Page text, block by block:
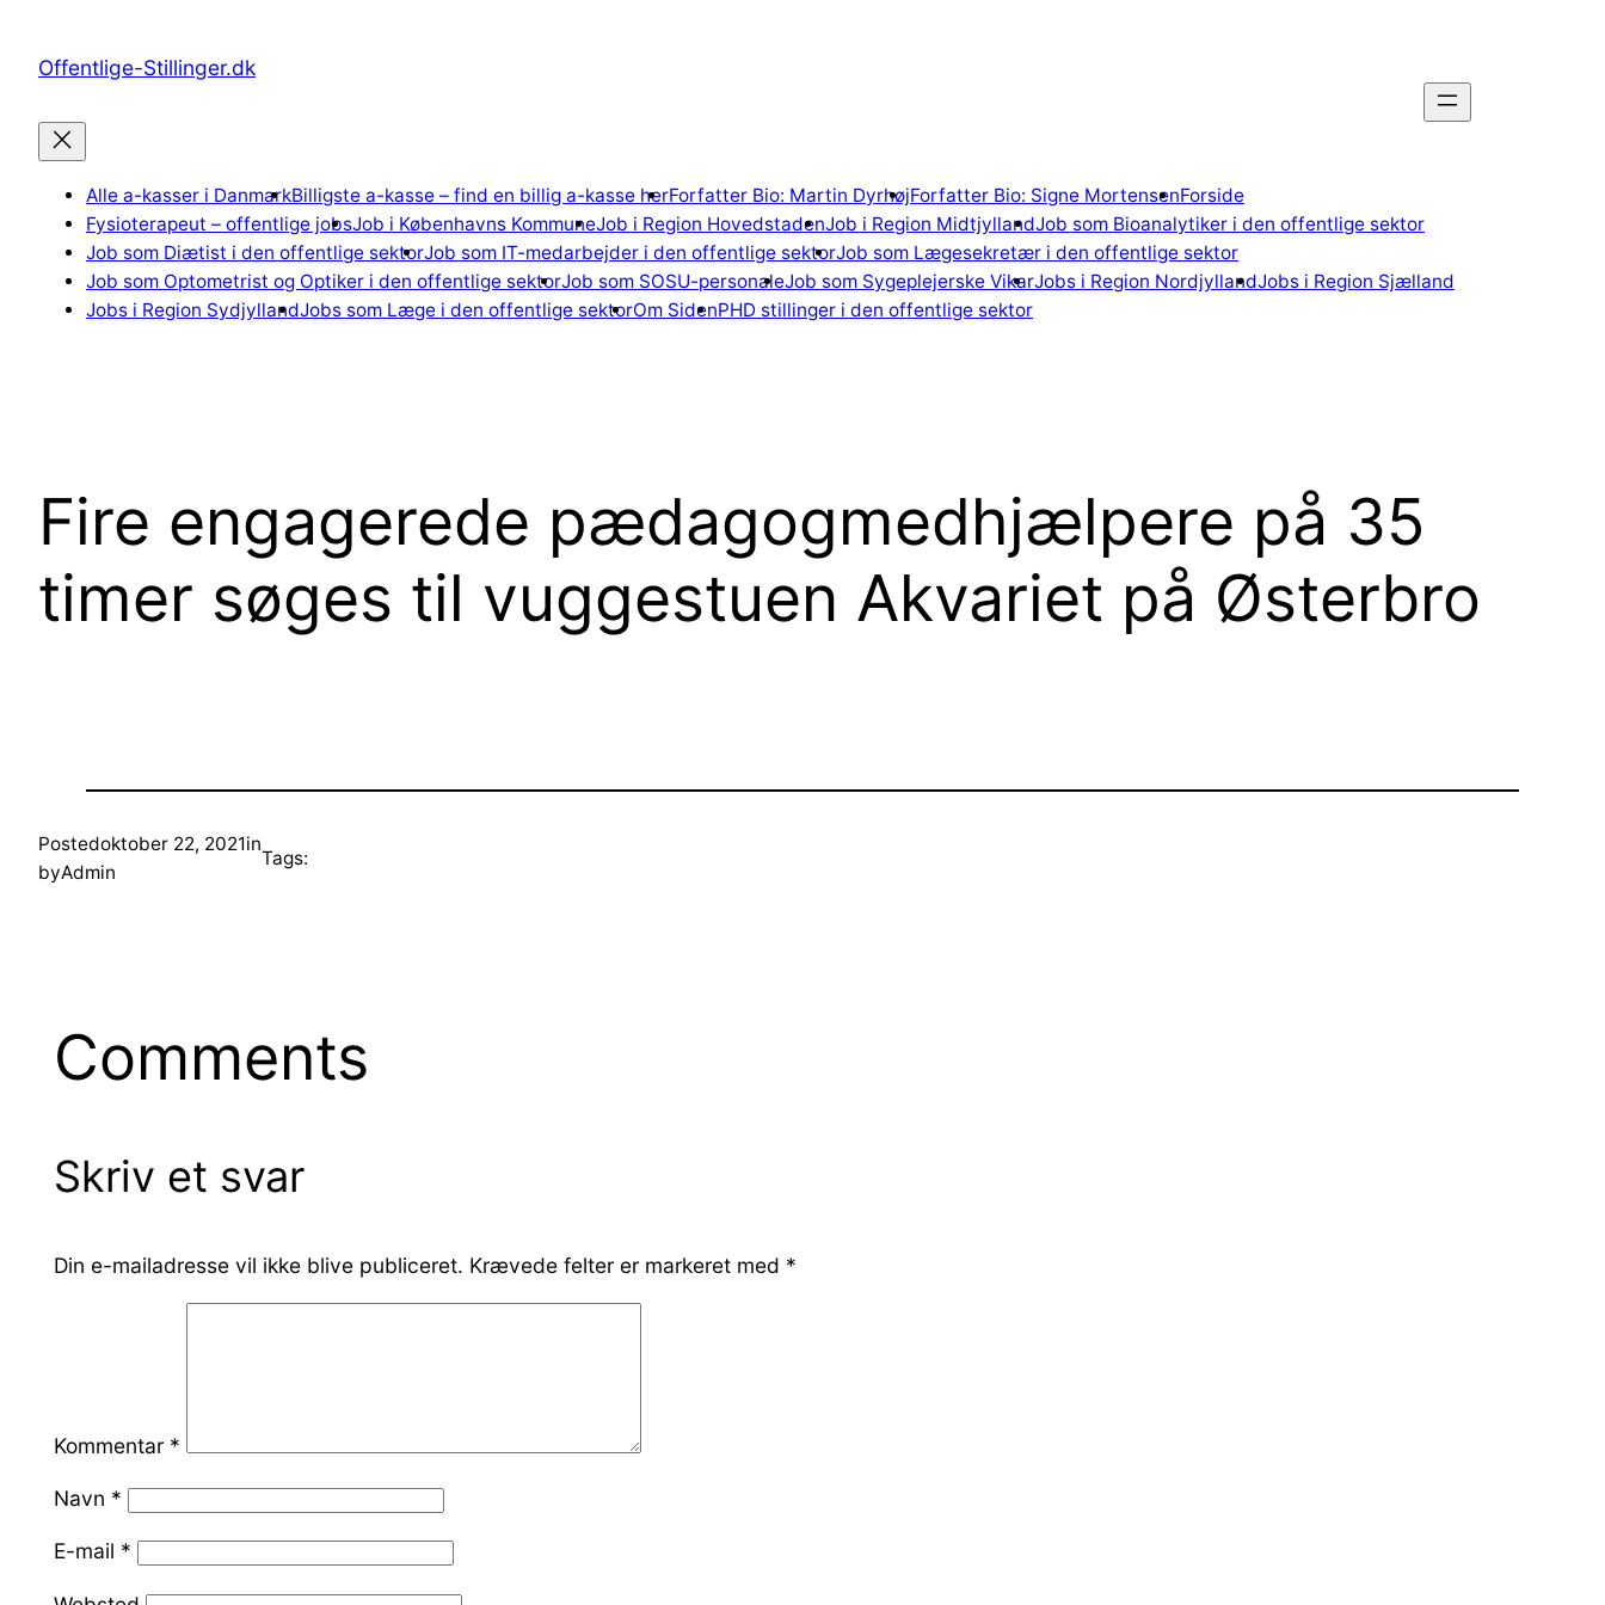
indholdOffentlige-Stillinger.dk
Alle a-kasser i DanmarkBilligste a-kasse – find en billig a-kasse herForfatter Bio: Martin DyrhøjForfatter Bio: Signe MortensenForside
Fysioterapeut – offentlige jobsJob i Københavns KommuneJob i Region HovedstadenJob i Region MidtjyllandJob som Bioanalytiker i den offentlige sektor
Job som Diætist i den offentlige sektorJob som IT-medarbejder i den offentlige sektorJob som Lægesekretær i den offentlige sektor
Job som Optometrist og Optiker i den offentlige sektorJob som SOSU-personaleJob som Sygeplejerske VikarJobs i Region NordjyllandJobs i Region Sjælland
Jobs i Region SydjyllandJobs som Læge i den offentlige sektorOm SidenPHD stillinger i den offentlige sektor
Fire engagerede pædagogmedhjælpere på 35
timer søges til vuggestuen Akvariet på Østerbro
Postedoktober 22, 2021in
byAdmin
Tags:
Comments
Skriv et svar
Din e-mailadresse vil ikke blive publiceret. Krævede felter er markeret med *
Kommentar *
Navn *
E-mail *